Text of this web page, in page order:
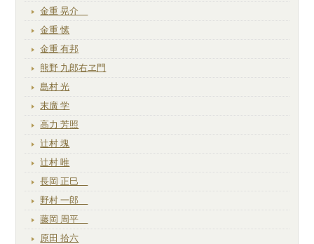
金重 晃介
金重 愫
金重 有邦
熊野 九郎右ヱ門
島村 光
末廣 学
高力 芳照
辻村 塊
辻村 唯
長岡 正巳
野村 一郎
藤岡 周平
原田 拾六